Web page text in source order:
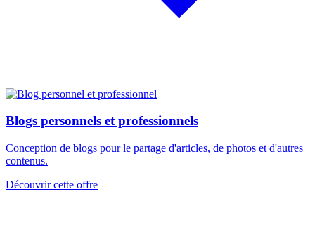
Blogs personnels et professionnels
Conception de blogs pour le partage d'articles, de photos et d'autres
contenus.
Découvrir cette offre